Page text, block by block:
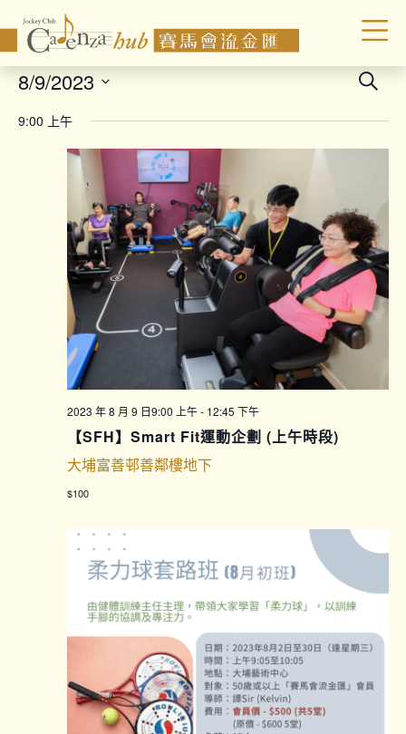
Search
8/9/2023
date.
9:00 上午
2023 年 8 月 9 日9:00 上午- 12:45 下午
【SFH】Smart Fit運動企劃 (上午時段)
大埔富善邨善鄰樓地下
$100